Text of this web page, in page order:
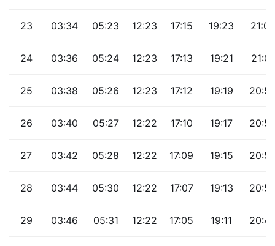
23 03:34 05:23 12:23 17:15 19:23 21:03
24 03:36 05:24 12:23 17:13 19:21 21:01
25 03:38 05:26 12:23 17:12 19:19
26 03:40 05:27 12:22 17:10 19:17
27 03:42 05:28 12:22 17:09 19:15
28 03:44 05:30 12:22 17:07 19:13
29 03:46 05:31 12:22 17:05 19:11